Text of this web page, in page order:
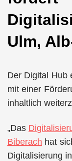
Ulm,
Der Digital Hub
mit einer
inhaltlich
„Das
Biberach hat
Digitalisierung